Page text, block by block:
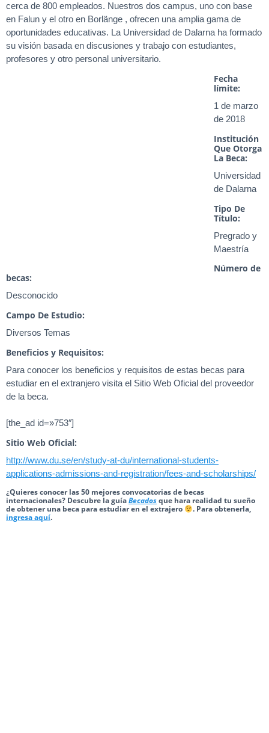
cerca de 800 empleados. Nuestros dos campus, uno con base
en Falun y el otro en Borlänge , ofrecen una amplia gama de
oportunidades educativas. La Universidad de Dalarna ha formado
su visión basada en discusiones y trabajo con estudiantes,
profesores y otro personal universitario.
Fecha
límite:
1 de marzo
de 2018
Institución
Que Otorga
La Beca:
Universidad
de Dalarna
Tipo De
Título:
Pregrado y
Maestría
Número de
becas:
Desconocido
Campo De Estudio:
Diversos Temas
Beneficios y Requisitos:
Para conocer los beneficios y requisitos de estas becas para
estudiar en el extranjero visita el Sitio Web Oficial del proveedor
de la beca.
[the_ad id=»753″]
Sitio Web Oficial:
http://www.du.se/en/study-at-du/international-students-
applications-admissions-and-registration/fees-and-scholarships/
¿Quieres conocer las 50 mejores convocatorias de becas
internacionales? Descubre la guíaBecadosque hara realidad tu sueño
de obtener una beca para estudiar en el extrajero
. Para obtenerla,
ingresa aquí.